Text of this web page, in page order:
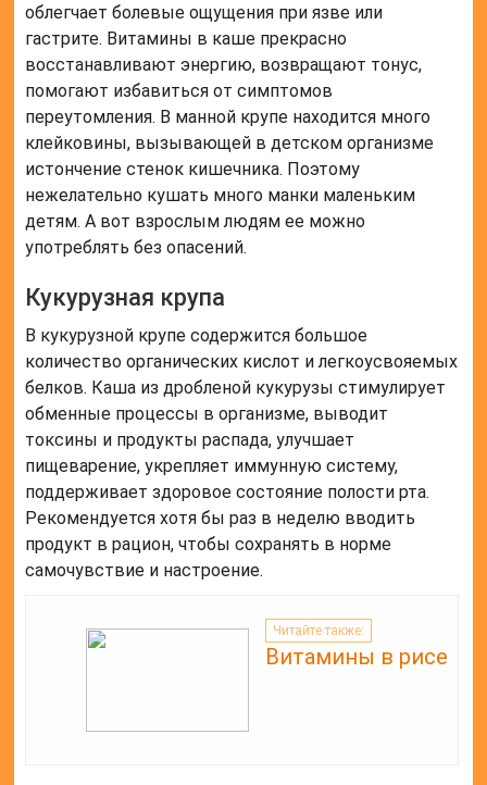
облегчает болевые ощущения при язве или
гастрите. Витамины в каше прекрасно
восстанавливают энергию, возвращают тонус,
помогают избавиться от симптомов
переутомления. В манной крупе находится много
клейковины, вызывающей в детском организме
истончение стенок кишечника. Поэтому
нежелательно кушать много манки маленьким
детям. А вот взрослым людям ее можно
употреблять без опасений.
Кукурузная крупа
В кукурузной крупе содержится большое
количество органических кислот и легкоусвояемых
белков. Каша из дробленой кукурузы стимулирует
обменные процессы в организме, выводит
токсины и продукты распада, улучшает
пищеварение, укрепляет иммунную систему,
поддерживает здоровое состояние полости рта.
Рекомендуется хотя бы раз в неделю вводить
продукт в рацион, чтобы сохранять в норме
самочувствие и настроение.
Читайте также:
Витамины в рисе